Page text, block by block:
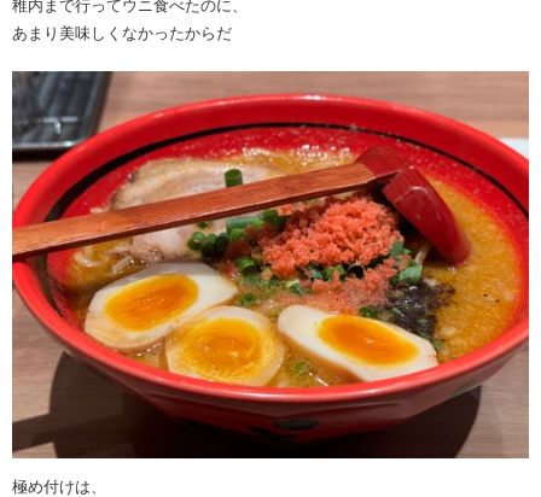
稚内まで行ってウニ食べたのに、
あまり美味しくなかったからだ
極め付けは、